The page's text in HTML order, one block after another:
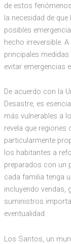
de estos
la necesidad de
posibles
hecho irreversible.
principales
evitar emergencias
De acuerdo con la
Desastre, es
más vulnerables a
revela que
particularmente
los habitantes a
preparados con un
cada familia tenga
incluyendo vendas,
suministros
eventualidad.
Los Santos, un